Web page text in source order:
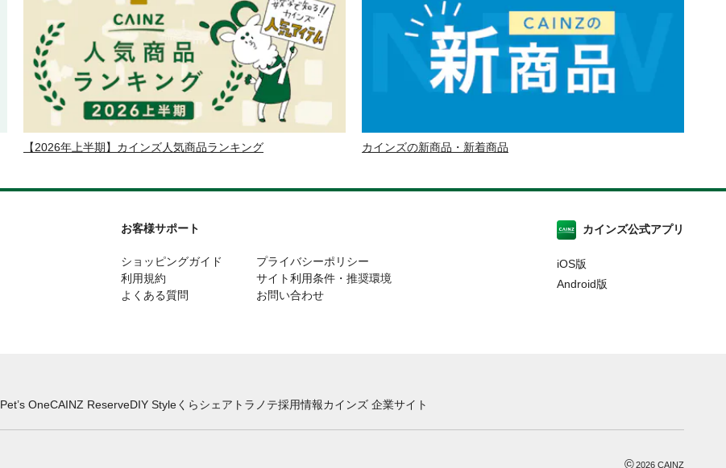
【2026年上半期】カインズ人気商品ランキング カインズの新商品・新着商品
お客様サポート
ショッピングガイド
利用規約
よくある質問
プライバシーポリシー
サイト利用条件・推奨環境
お問い合わせ
カインズ公式アプリ
iOS版
Android版
Pet’s OneCAINZ ReserveDIY Styleくらシェア トラノテ採用情報カインズ 企業サイト
©2026 CAINZ